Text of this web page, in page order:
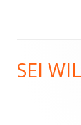
Haupt-
SEI